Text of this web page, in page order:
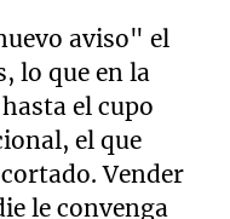
aviso" el
lo que en la
hasta el cupo
el que
Vender
le convenga